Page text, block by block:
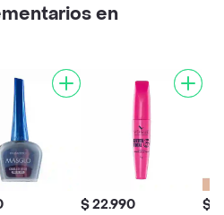
en
$ 22.990 $